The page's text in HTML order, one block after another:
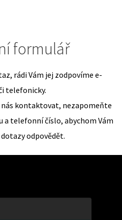
formulář
rádi Vám jej zodpovíme e-
telefonicky.
nás kontaktovat, nezapomeňte
a telefonní číslo, abychom Vám
odpovědět.